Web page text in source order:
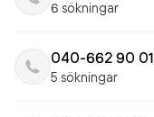
6 sökningar
040-662 90 01
5 sökningar